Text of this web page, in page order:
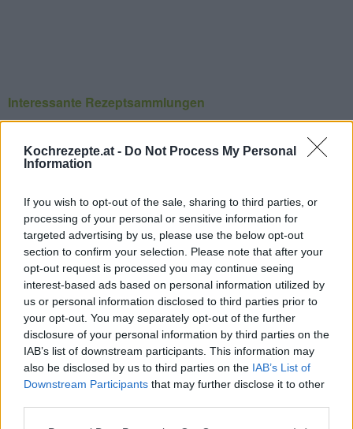
Kochrezepte.at - Do Not Process My Personal
Information
If you wish to opt-out of the sale, sharing to third parties, or
processing of your personal or sensitive information for
targeted advertising by us, please use the below opt-out
section to confirm your selection. Please note that after your
opt-out request is processed you may continue seeing
interest-based ads based on personal information utilized by
us or personal information disclosed to third parties prior to
your opt-out. You may separately opt-out of the further
disclosure of your personal information by third parties on the
IAB’s list of downstream participants. This information may
also be disclosed by us to third parties on the IAB’s List of
Downstream Participants that may further disclose it to other
Interessante Rezeptsammlungen
Hauptspeisen Rezepte/ Italienische Rezepte/ Käse Rezepte/
Mediterrane Rezepte
/ Meeresfrüchte Rezepte/ Muschel
Rezepte/ Reise Rezepte
Ähnliche Rezepte
Austern gratiniert
Leicht
Kilpatrick-Austern
Mittel
Miesmuscheln mit Tomatensauce
Leicht